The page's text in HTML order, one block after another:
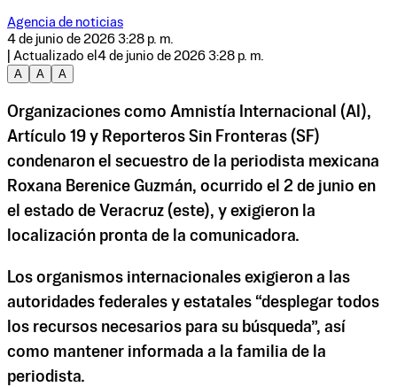
Agencia de noticias
4 de junio de 2026 3:28 p. m.
| Actualizado el 4 de junio de 2026 3:28 p. m.
A
A A
Organizaciones como Amnistía Internacional (AI),
Artículo 19 y Reporteros Sin Fronteras (SF)
condenaron el secuestro de la periodista mexicana
Roxana Berenice Guzmán, ocurrido el 2 de junio en
el estado de Veracruz (este), y exigieron la
localización pronta de la comunicadora.
Los organismos internacionales exigieron a las
autoridades federales y estatales “desplegar todos
los recursos necesarios para su búsqueda”, así
como mantener informada a la familia de la
periodista.